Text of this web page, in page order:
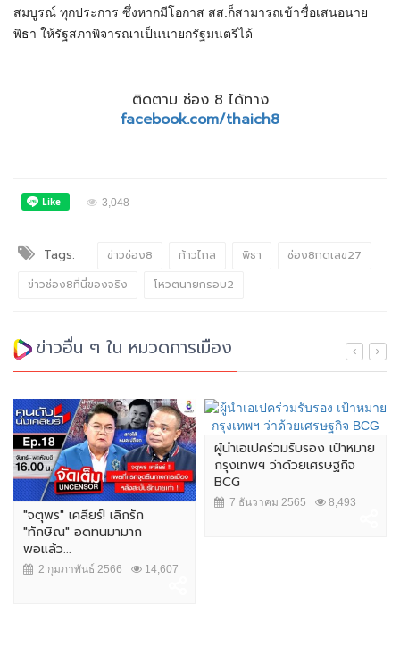
สมบูรณ์ ทุกประการ ซึ่งหากมีโอกาส สส.ก็สามารถเข้าชื่อเสนอนาย
พิธา ให้รัฐสภาพิจารณาเป็นนายกรัฐมนตรีได้
ติดตาม ช่อง 8 ได้ทาง
facebook.com/thaich8
3,048
Tags: ข่าวช่อง8 ก้าวไกล พิธา
ช่อง8กดเลข27
ข่าวช่อง8ที่นี่ของจริง
โหวตนายกรอบ2
ข่าวอื่น ๆ ใน หมวดการเมือง
"จตุพร" เคลียร์! เลิกรัก
"ทักษิณ" อดทนมามาก
พอแล้ว...
2 กุมภาพันธ์ 2566 14,607
ผู้นำเอเปคร่วมรับรอง เป้าหมาย
กรุงเทพฯ ว่าด้วยเศรษฐกิจ
BCG
7 ธันวาคม 2565 8,493